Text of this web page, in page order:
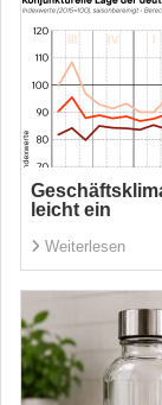
leicht ein
Weiterlesen